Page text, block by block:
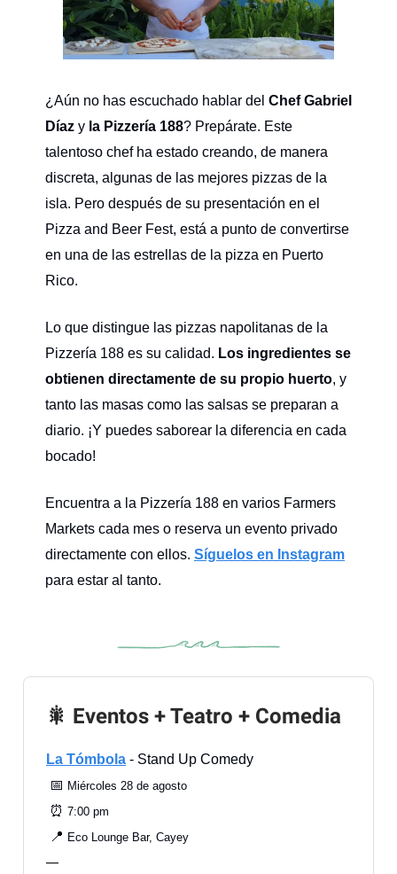
¿Aún no has escuchado hablar del Chef Gabriel
Díaz y la Pizzería 188? Prepárate. Este
talentoso chef ha estado creando, de manera
discreta, algunas de las mejores pizzas de la
isla. Pero después de su presentación en el
Pizza and Beer Fest, está a punto de convertirse
en una de las estrellas de la pizza en Puerto
Rico.
Lo que distingue las pizzas napolitanas de la
Pizzería 188 es su calidad. Los ingredientes se
obtienen directamente de su propio huerto, y
tanto las masas como las salsas se preparan a
diario. ¡Y puedes saborear la diferencia en cada
bocado!
Encuentra a la Pizzería 188 en varios Farmers
Markets cada mes o reserva un evento privado
directamente con ellos. Síguelos en Instagram
para estar al tanto.
🎇 Eventos + Teatro + Comedia
La Tómbola - Stand Up Comedy
📅 Miércoles 28 de agosto
⏰ 7:00 pm
📍 Eco Lounge Bar, Cayey
—